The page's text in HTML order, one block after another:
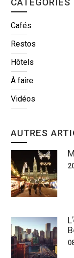
CATÉGORIES
Cafés
Restos
Hôtels
À faire
Vidéos
AUTRES